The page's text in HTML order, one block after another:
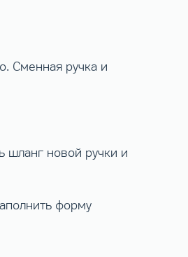
Сменная ручка и
шланг новой ручки и
форму